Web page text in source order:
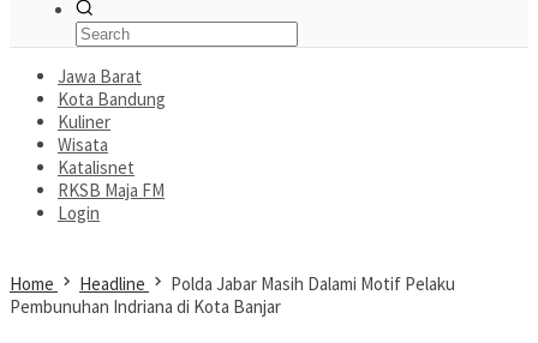
Jawa Barat
Kota Bandung
Kuliner
Wisata
Katalisnet
RKSB Maja FM
Login
Home Headline
Polda Jabar Masih Dalami Motif Pelaku
Pembunuhan Indriana di Kota Banjar